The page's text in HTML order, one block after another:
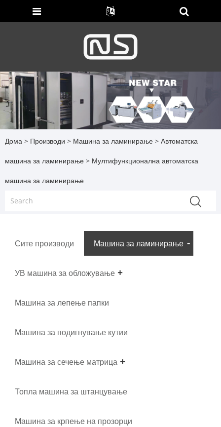
Дома > Производи > Машина за ламинирање > Автоматска
машина за ламинирање > Мултифункционална автоматска
машина за ламинирање
Сите производи Машина за ламинирање
УВ машина за обложување
Машина за лепење папки
Машина за подигнување кутии
Машина за сечење матрица
Топла машина за штанцување
Машина за крпење на прозорци